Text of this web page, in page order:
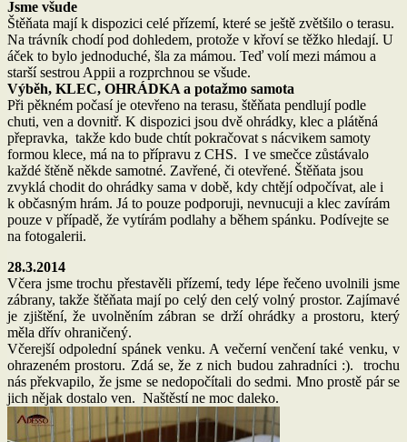
Jsme všude
Štěňata mají k dispozici celé přízemí, které se ještě zvětšilo o terasu.
Na trávník chodí pod dohledem, protože v křoví se těžko hledají. U
áček to bylo jednoduché, šla za mámou. Teď volí mezi mámou a
starší sestrou Appii a rozprchnou se všude.
Výběh, KLEC, OHRÁDKA a potažmo samota
Při pěkném počasí je otevřeno na terasu, štěňata pendlují podle
chuti, ven a dovnitř. K dispozici jsou dvě ohrádky, klec a plátěná
přepravka, takže kdo bude chtít pokračovat s nácvikem samoty
formou klece, má na to přípravu z CHS. I ve smečce zůstávalo
každé štěně někde samotné. Zavřené, či otevřené. Štěňata jsou
zvyklá chodit do ohrádky sama v době, kdy chtějí odpočívat, ale i
k občasným hrám. Já to pouze podporuji, nevnucuji a klec zavírám
pouze v případě, že vytírám podlahy a během spánku. Podívejte se
na fotogalerii.
28.3.2014
Včera jsme trochu přestavěli přízemí, tedy lépe řečeno uvolnili jsme
zábrany, takže štěňata mají po celý den celý volný prostor. Zajímavé
je zjištění, že uvolněním zábran se drží ohrádky a prostoru, který
měla dřív ohraničený.
Včerejší odpolední spánek venku. A večerní venčení také venku, v
ohrazeném prostoru. Zdá se, že z nich budou zahradníci :). trochu
nás překvapilo, že jsme se nedopočítali do sedmi. Mno prostě pár se
jich nějak dostalo ven. Naštěstí ne moc daleko.